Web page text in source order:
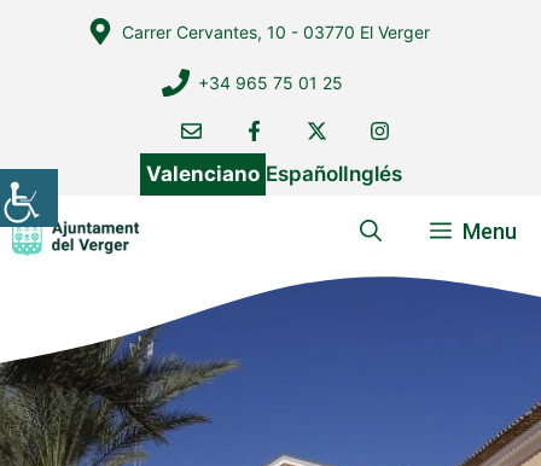
Carrer Cervantes, 10 - 03770 El Verger
+34 965 75 01 25
Valenciano EspañolInglés
Menu